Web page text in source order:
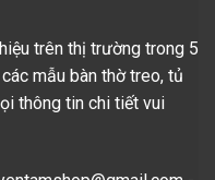
trên thị trường trong 5
mẫu bàn thờ treo, tủ
thông tin chi tiết vui